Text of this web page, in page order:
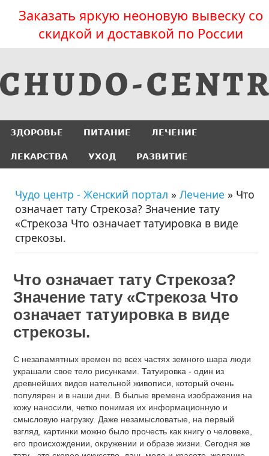
Заказать яркую неоновую вывеску со
скидкой и доставкой по России
ЗДОРОВЬЕ ПИТАНИЕ ЛЕЧЕНИЕ
ЛЕКАРСТВА УХОД РАЗВИТИЕ
Чудо центр - Женский портал » Лечение » Что
означает тату Стрекоза? Значение тату
«Стрекоза Что означает татуировка в виде
стрекозы.
Что означает тату Стрекоза?
Значение тату «Стрекоза Что
означает татуировка в виде
стрекозы.
С незапамятных времен во всех частях земного шара люди
украшали свое тело рисунками. Татуировка - один из
древнейших видов нательной живописи, который очень
популярен и в наши дни. В былые времена изображения на
кожу наносили, четко понимая их информационную и
смысловую нагрузку. Даже незамысловатые, на первый
взгляд, картинки можно было прочесть как книгу о человеке,
его происхождении, окружении и образе жизни. Сегодня же